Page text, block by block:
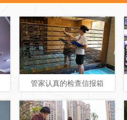
管家认真的检查信报箱